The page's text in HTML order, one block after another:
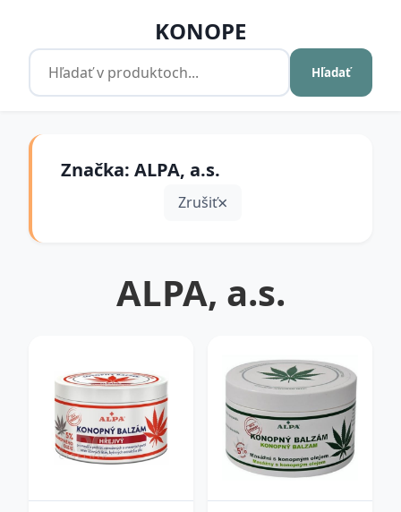
KONOPE
Hľadať
Značka: ALPA, a.s.
Zrušiť
ALPA, a.s.